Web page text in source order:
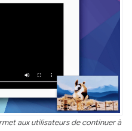
aux utilisateurs de continuer à